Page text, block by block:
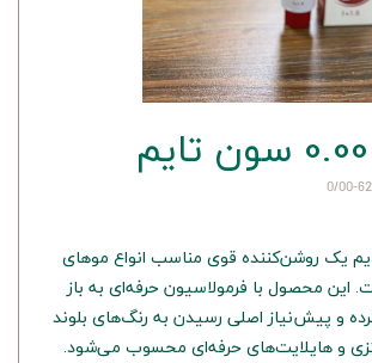
سون تایم یک روشن‌کننده قوی مناسب انواع موهای
محصول با فرمولاسیون حرفه‌ای به باز
و پیش‌نیاز اصلی رسیدن به رنگ‌های بلوند
و هایلایت‌های حرفه‌ای محسوب می‌شود.